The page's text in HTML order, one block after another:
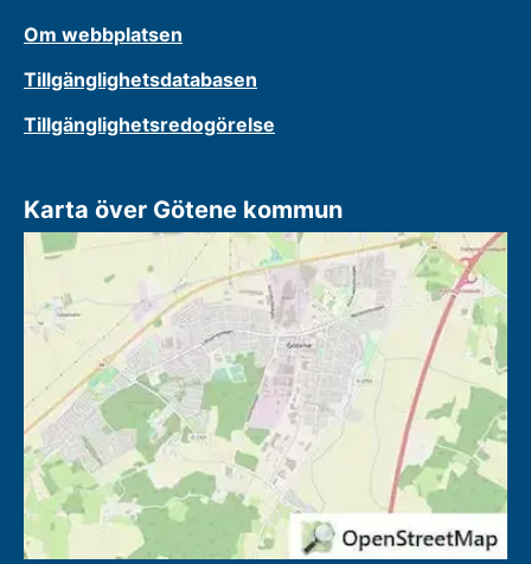
Om webbplatsen
Tillgänglighetsdatabasen
Tillgänglighetsredogörelse
Karta över Götene kommun